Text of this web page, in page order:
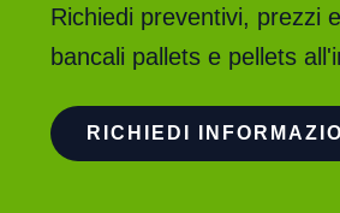
Richiedi preventivi, prezzi
bancali pallets e pellets
RICHIEDI